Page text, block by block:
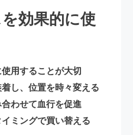
効果的に使
用することが大切
し、位置を時々変える
わせて血行を促進
ミングで買い替える